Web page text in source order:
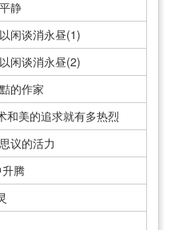
静
闲谈消永昼(1)
闲谈消永昼(2)
的作家
和美的追求就有多热烈
议的活力
腾